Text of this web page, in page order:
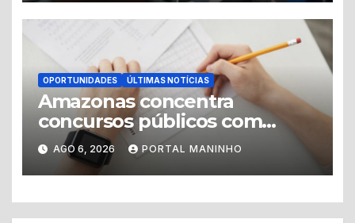
OPORTUNIDADES ÚLTIMAS NOTÍCIAS
Amazonas concentra
concursos públicos com
vagas abertas e editais
previstos no segundo
semestre
AGO 6, 2026 PORTAL MANINHO